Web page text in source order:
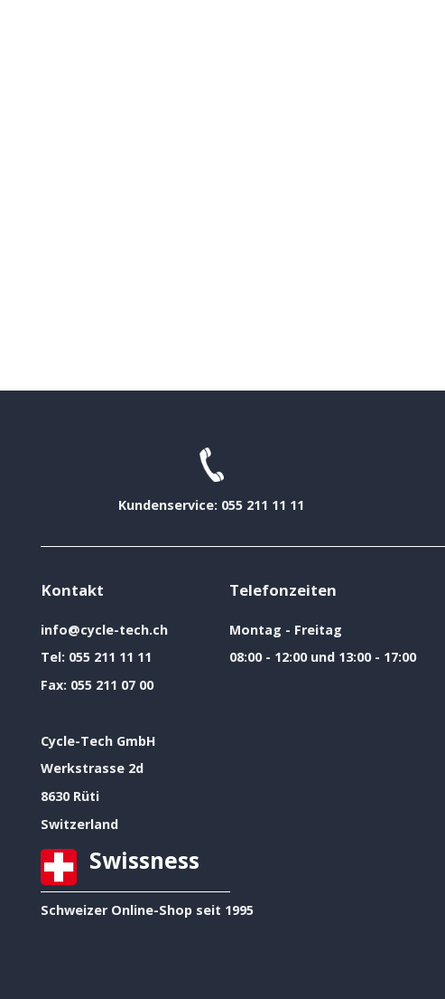
Kundenservice: 055 211 11 11
Kontakt
info@cycle-tech.ch
Tel: 055 211 11 11
Fax: 055 211 07 00
Cycle-Tech GmbH
Werkstrasse 2d
8630 Rüti
Switzerland
Telefonzeiten
Montag - Freitag
08:00 - 12:00 und 13:00 - 17:00
Swissness
Schweizer Online-Shop seit 1995